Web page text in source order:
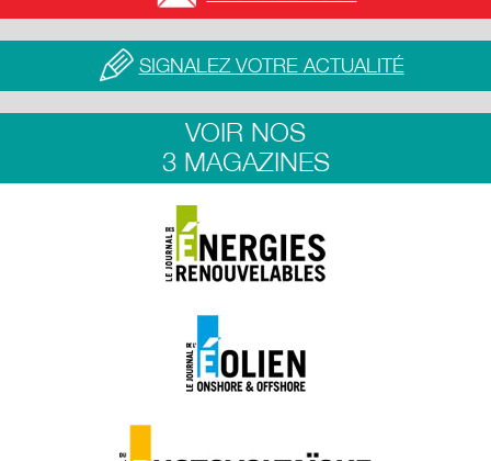
SIGNALEZ VOTRE ACTUALITÉ
VOIR NOS
3 MAGAZINES